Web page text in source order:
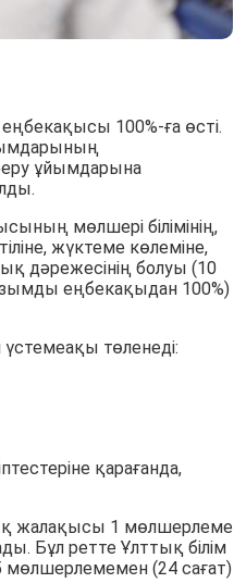
100%-ға өсті.
ұйымдарына
мөлшері білімінің,
жүктеме көлеміне,
дәрежесінің болуы (10
еңбекақыдан 100%)
төленеді:
қарағанда,
жалақысы 1 мөлшерлеме
Бұл ретте Ұлттық білім
мөлшерлемемен (24 сағат)